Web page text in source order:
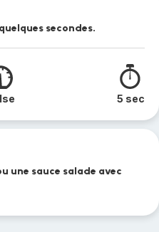
secondes.
5 sec
une sauce salade avec